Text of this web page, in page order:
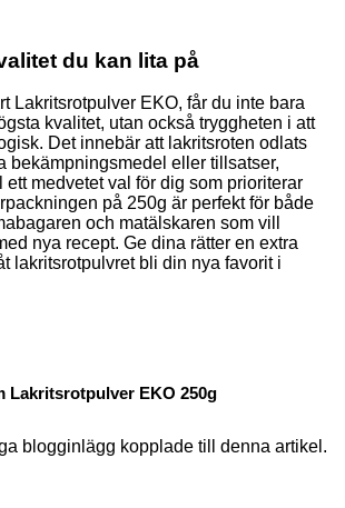
du kan lita på
Lakritsrotpulver EKO, får du inte bara
kvalitet, utan också tryggheten i att
Det innebär att lakritsroten odlats
bekämpningsmedel eller tillsatser,
ett medvetet val för dig som prioriterar
på 250g är perfekt för både
och matälskaren som vill
nya recept. Ge dina rätter en extra
lakritsrotpulvret bli din nya favorit i
Lakritsrotpulver EKO 250g
blogginlägg kopplade till denna artikel.